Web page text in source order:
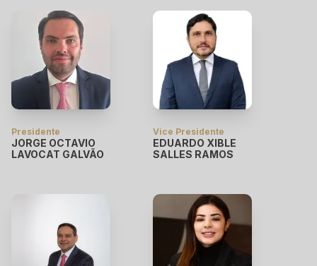
Presidente
JORGE OCTAVIO
LAVOCAT GALVÃO
Vice Presidente
EDUARDO XIBLE
SALLES RAMOS